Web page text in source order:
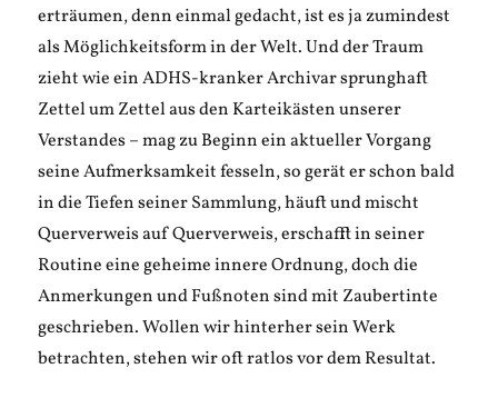
erträumen, denn einmal gedacht, ist es ja zumindest
als Möglichkeitsform in der Welt. Und der Traum
zieht wie ein ADHS-kranker Archivar sprunghaft
Zettel um Zettel aus den Karteikästen unserer
Verstandes – mag zu Beginn ein aktueller Vorgang
seine Aufmerksamkeit fesseln, so gerät er schon bald
in die Tiefen seiner Sammlung, häuft und mischt
Querverweis auf Querverweis, erschafft in seiner
Routine eine geheime innere Ordnung, doch die
Anmerkungen und Fußnoten sind mit Zaubertinte
geschrieben. Wollen wir hinterher sein Werk
betrachten, stehen wir oft ratlos vor dem Resultat.